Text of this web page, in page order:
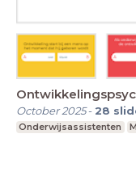
October 2025- 28
Onderwijsassistenten